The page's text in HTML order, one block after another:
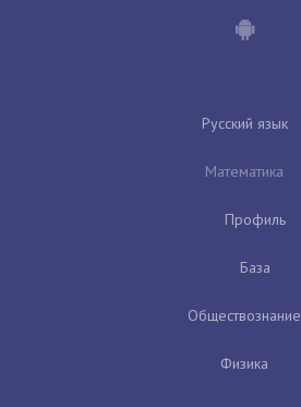
Русский язык
Математика
Профиль
База
Обществознание
Физика